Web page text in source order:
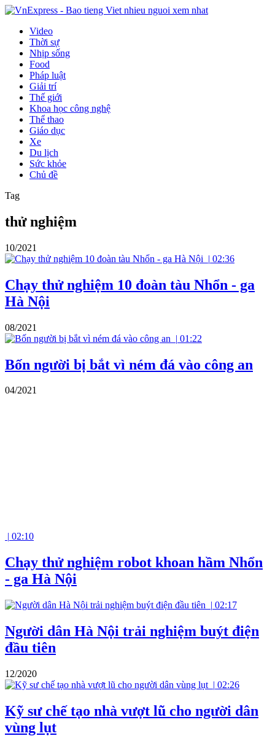
Video
Thời sự
Nhịp sống
Food
Pháp luật
Giải trí
Thế giới
Khoa học công nghệ
Thể thao
Giáo dục
Xe
Du lịch
Sức khỏe
Chủ đề
Tag
thử nghiệm
10/2021
| 02:36
Chạy thử nghiệm 10 đoàn tàu Nhổn - ga
Hà Nội
08/2021
| 01:22
Bốn người bị bắt vì ném đá vào công an
04/2021
| 02:10
Chạy thử nghiệm robot khoan hầm Nhổn
- ga Hà Nội
| 02:17
Người dân Hà Nội trải nghiệm buýt điện
đầu tiên
12/2020
| 02:26
Kỹ sư chế tạo nhà vượt lũ cho người dân
vùng lụt